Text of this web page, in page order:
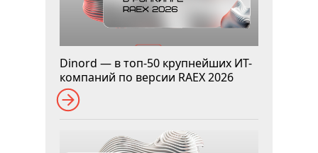
Dinord — в топ-50 крупнейших ИТ-
компаний по версии RAEX 2026